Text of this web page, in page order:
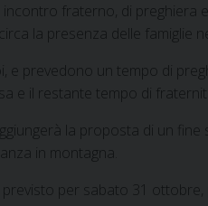
incontro fraterno, di preghiera
la presenza delle famiglie
e prevedono un tempo di
e il restante tempo di
la proposta di un fine
in montagna.
previsto per sabato 31